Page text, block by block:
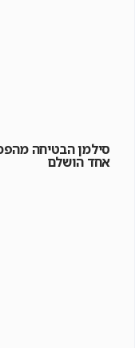
סילמן הבטיחה
אחד הושלם